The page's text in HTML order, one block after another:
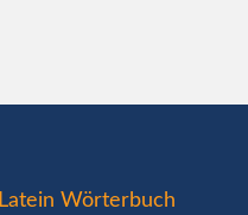
Latein Wörterbuch